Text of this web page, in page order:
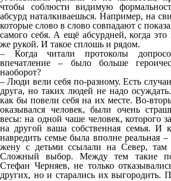
чтобы соблюсти видимую
абсурд наталкиваешься. Например, на
которые слово в слово совпадают с
самого себя. А ещё абсурдней, когда
же рукой. И такое сплошь и рядом.
– Когда читали протоколы
впечатление – было больше
наоборот?
– Люди вели себя по-разному. Есть
друга, но таких людей не надо
как бы повели себя на их месте. Во-
оказывался человек, были очень
весы: на одной чаше человек, которого
на другой ваша собственная семья. И
навредить семье была вполне реальная –
жену с детьми ссылали на Север,
Сложный выбор. Между тем такие
Стефан Черняев, не только
других, но и старались их выгородить.